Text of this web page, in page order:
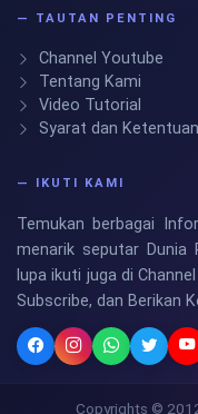
— TAUTAN PENTING
Channel Youtube
Tentang Kami
Video Tutorial
Syarat dan Ketentuan
— IKUTI KAMI
Temukan berbagai
menarik seputar Dunia
lupa ikuti juga di
Subscribe, dan Berikan
Copyrights ©